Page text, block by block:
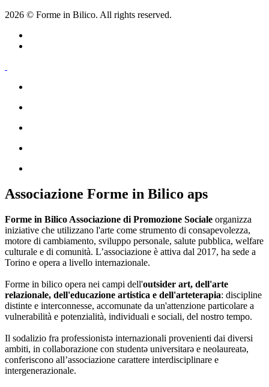
2026 © Forme in Bilico. All rights reserved.
Associazione Forme in Bilico aps
Forme in Bilico Associazione di Promozione Sociale organizza
iniziative che utilizzano l'arte come strumento di consapevolezza,
motore di cambiamento, sviluppo personale, salute pubblica, welfare
culturale e di comunità. L’associazione è attiva dal 2017, ha sede a
Torino e opera a livello internazionale.
Forme in bilico opera nei campi dell'outsider art, dell'arte
relazionale, dell'educazione artistica e dell'arteterapia: discipline
distinte e interconnesse, accomunate da un'attenzione particolare a
vulnerabilità e potenzialità, individuali e sociali, del nostro tempo.
Il sodalizio fra professionistə internazionali provenienti dai diversi
ambiti, in collaborazione con studentə universitarə e neolaureatə,
conferiscono all’associazione carattere interdisciplinare e
intergenerazionale.